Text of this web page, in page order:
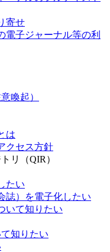
寄せ
電子ジャーナル等の利
喚起）
は
クセス方針
リ（QIR）
たい
誌）を電子化したい
いて知りたい
知りたい